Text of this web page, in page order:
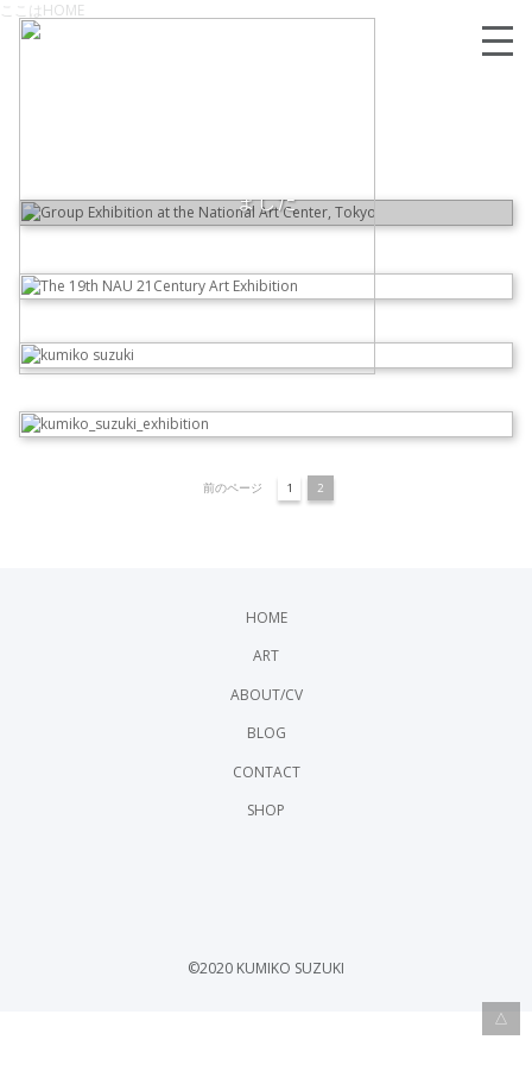
ここはHOME
ました
KUMIKO SUZUKI
READ MORE
立展
今、生きている。
前のページ 1 2
HOME
ART
ABOUT/CV
BLOG
CONTACT
SHOP
©2020 KUMIKO SUZUKI
△